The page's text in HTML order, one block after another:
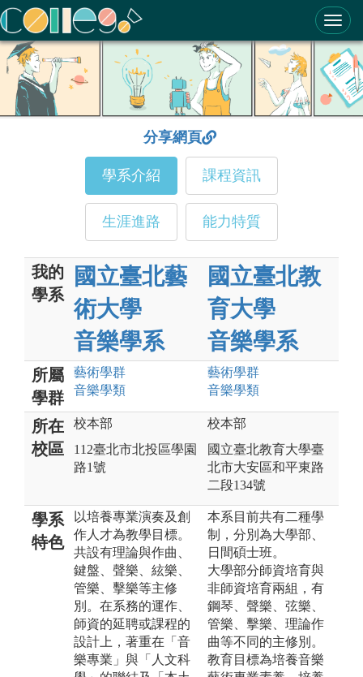
ColleGo! 大學選才與高中育才輔助系統
分享網頁
學系介紹 課程資訊
生涯進路 能力特質
我的
學系
國立臺北藝
術大學
音樂學系
國立臺北教
育大學
音樂學系
所屬
學群
藝術學群
音樂學類
藝術學群
音樂學類
所在
校區
校本部
112臺北市北投區學園
路1號
校本部
國立臺北教育大學臺
北市大安區和平東路
二段134號
學系
特色
以培養專業演奏及創
作人才為教學目標。
共設有理論與作曲、
鍵盤、聲樂、絃樂、
管樂、擊樂等主修
別。在系務的運作、
師資的延聘或課程的
設計上，著重在「音
樂專業」與「人文科
本系目前共有二種學
制，分別為大學部、
日間碩士班。
大學部分師資培育與
非師資培育兩組，有
鋼琴、聲樂、弦樂、
管樂、擊樂、理論作
曲等不同的主修別。
教育目標為培養音樂